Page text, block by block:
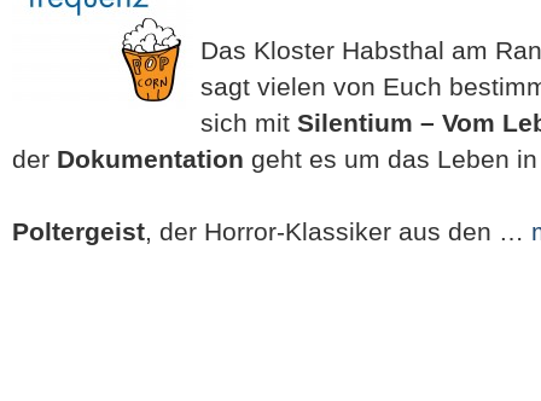
Das Kloster Habsthal am
sagt vielen von Euch
sich mit Silentium – Vom
der Dokumentation geht es um das Leben
Poltergeist, der Horror-Klassiker aus den …